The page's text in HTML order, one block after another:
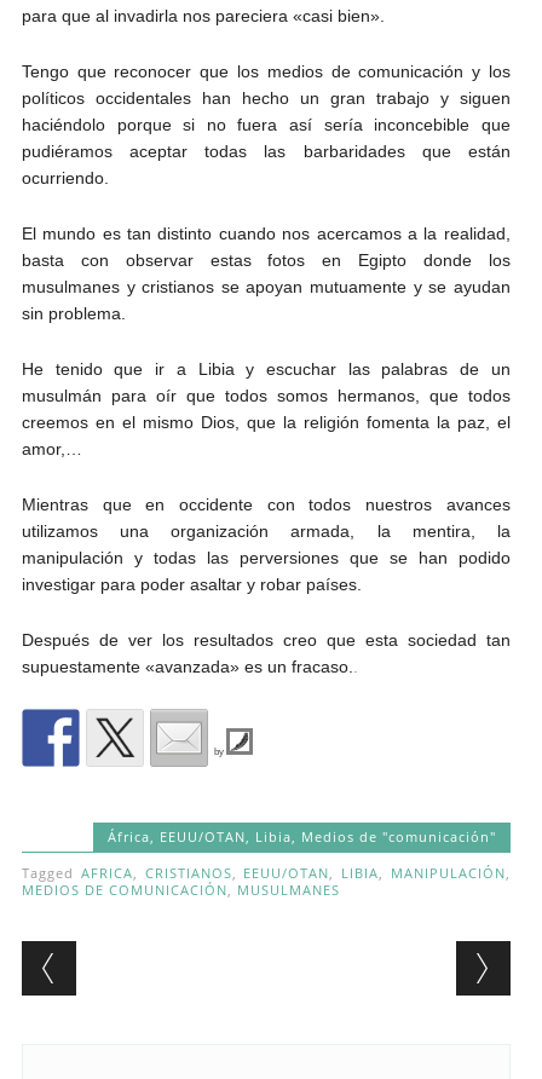
para que al invadirla nos pareciera «casi bien».
Tengo que reconocer que los medios de comunicación y los
políticos occidentales han hecho un gran trabajo y siguen
haciéndolo porque si no fuera así sería inconcebible que
pudiéramos aceptar todas las barbaridades que están
ocurriendo.
El mundo es tan distinto cuando nos acercamos a la realidad,
basta con observar estas fotos en Egipto donde los
musulmanes y cristianos se apoyan mutuamente y se ayudan
sin problema.
He tenido que ir a Libia y escuchar las palabras de un
musulmán para oír que todos somos hermanos, que todos
creemos en el mismo Dios, que la religión fomenta la paz, el
amor,…
Mientras que en occidente con todos nuestros avances
utilizamos una organización armada, la mentira, la
manipulación y todas las perversiones que se han podido
investigar para poder asaltar y robar países.
Después de ver los resultados creo que esta sociedad tan
supuestamente «avanzada» es un fracaso.
by
África EEUU/OTAN Libia
Medios de "comunicación"
Tagged AFRICA CRISTIANOS EEUU/OTAN LIBIA MANIPULACIÓN
MEDIOS DE COMUNICACIÓN
MUSULMANES
Post navigation